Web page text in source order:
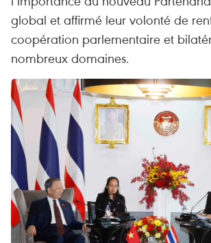
global et affirmé leur volonté de
coopération parlementaire et
nombreux domaines.